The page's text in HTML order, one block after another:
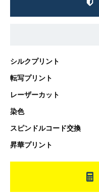
シルクプリント
転写プリント
レーザーカット
染色
スピンドルコード交換
昇華プリント